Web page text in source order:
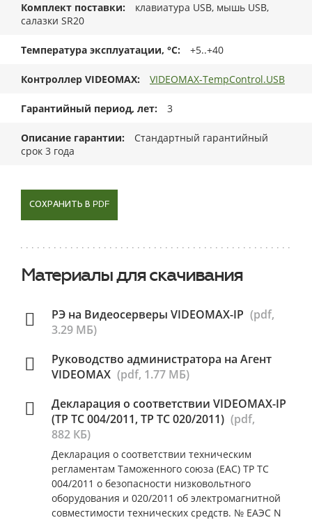
Комплект поставки
клавиатура USB, мышь USB,
салазки SR20
Температура эксплуатации, °C +5..+40
Контроллер VIDEOMAX VIDEOMAX-TempControl.USB
Гарантийный период, лет 3
Описание гарантии
Стандартный гарантийный
срок 3 года
СОХРАНИТЬ В PDF
Материалы для скачивания
РЭ на Видеосерверы VIDEOMAX-IP (pdf,
3.29 МБ)
Руководство администратора на Агент
VIDEOMAX (pdf, 1.77 МБ)
Декларация о соответствии VIDEOMAX-IP
(ТР ТС 004/2011, ТР ТС 020/2011) (pdf,
882 КБ)
Декларация о соответствии техническим
регламентам Таможенного союза (ЕАС) ТР ТС
004/2011 о безопасности низковольтного
оборудования и 020/2011 об электромагнитной
совместимости технических средств. № ЕАЭС N